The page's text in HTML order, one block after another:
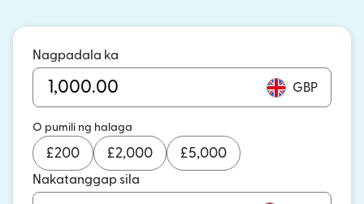
Nagpadala ka
GBP
O pumili ng halaga
£200 £2,000 £5,000
Nakatanggap sila